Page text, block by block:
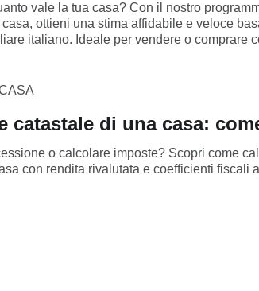
vale la tua casa? Con il nostro
ottieni una stima affidabile e veloce
italiano. Ideale per vendere o comprare
catastale di una casa:
o calcolare imposte? Scopri come
con rendita rivalutata e coefficienti fiscali